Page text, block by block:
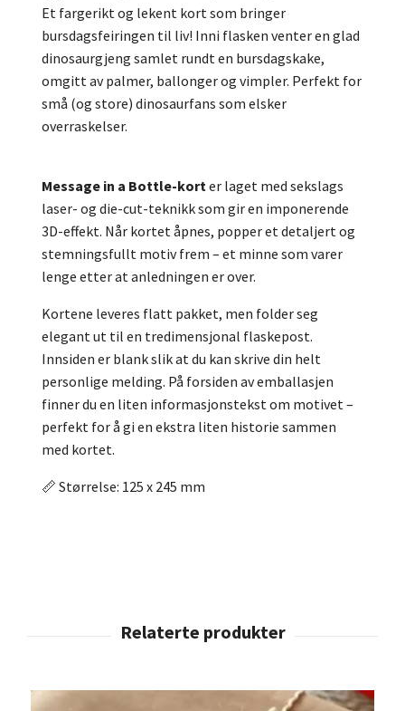
Et fargerikt og lekent kort som bringer
bursdagsfeiringen til liv! Inni flasken venter en glad
dinosaurgjeng samlet rundt en bursdagskake,
omgitt av palmer, ballonger og vimpler. Perfekt for
små (og store) dinosaurfans som elsker
overraskelser.
Message in a Bottle-kort er laget med sekslags
laser- og die-cut-teknikk som gir en imponerende
3D-effekt. Når kortet åpnes, popper et detaljert og
stemningsfullt motiv frem – et minne som varer
lenge etter at anledningen er over.
Kortene leveres flatt pakket, men folder seg
elegant ut til en tredimensjonal flaskepost.
Innsiden er blank slik at du kan skrive din helt
personlige melding. På forsiden av emballasjen
finner du en liten informasjonstekst om motivet –
perfekt for å gi en ekstra liten historie sammen
med kortet.
📏 Størrelse: 125 x 245 mm